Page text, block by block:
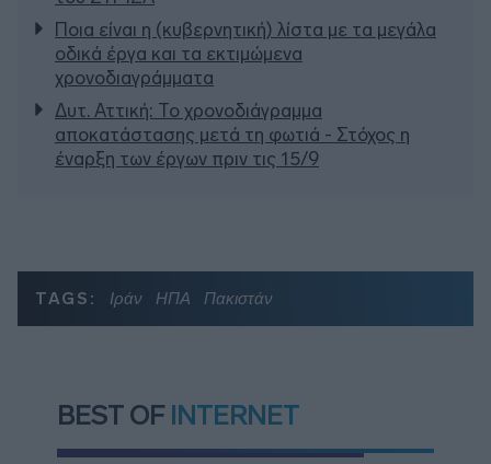
Ποια είναι η (κυβερνητική) λίστα με τα μεγάλα
οδικά έργα και τα εκτιμώμενα
χρονοδιαγράμματα
Δυτ. Αττική: Το χρονοδιάγραμμα
αποκατάστασης μετά τη φωτιά - Στόχος η
έναρξη των έργων πριν τις 15/9
TAGS: Ιράν ΗΠΑ Πακιστάν
BEST OF INTERNET